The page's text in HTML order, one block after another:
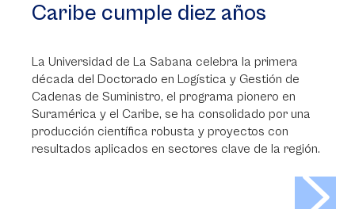
Caribe cumple diez años
La Universidad de La Sabana celebra la primera
década del Doctorado en Logística y Gestión de
Cadenas de Suministro, el programa pionero en
Suramérica y el Caribe, se ha consolidado por una
producción científica robusta y proyectos con
resultados aplicados en sectores clave de la región.